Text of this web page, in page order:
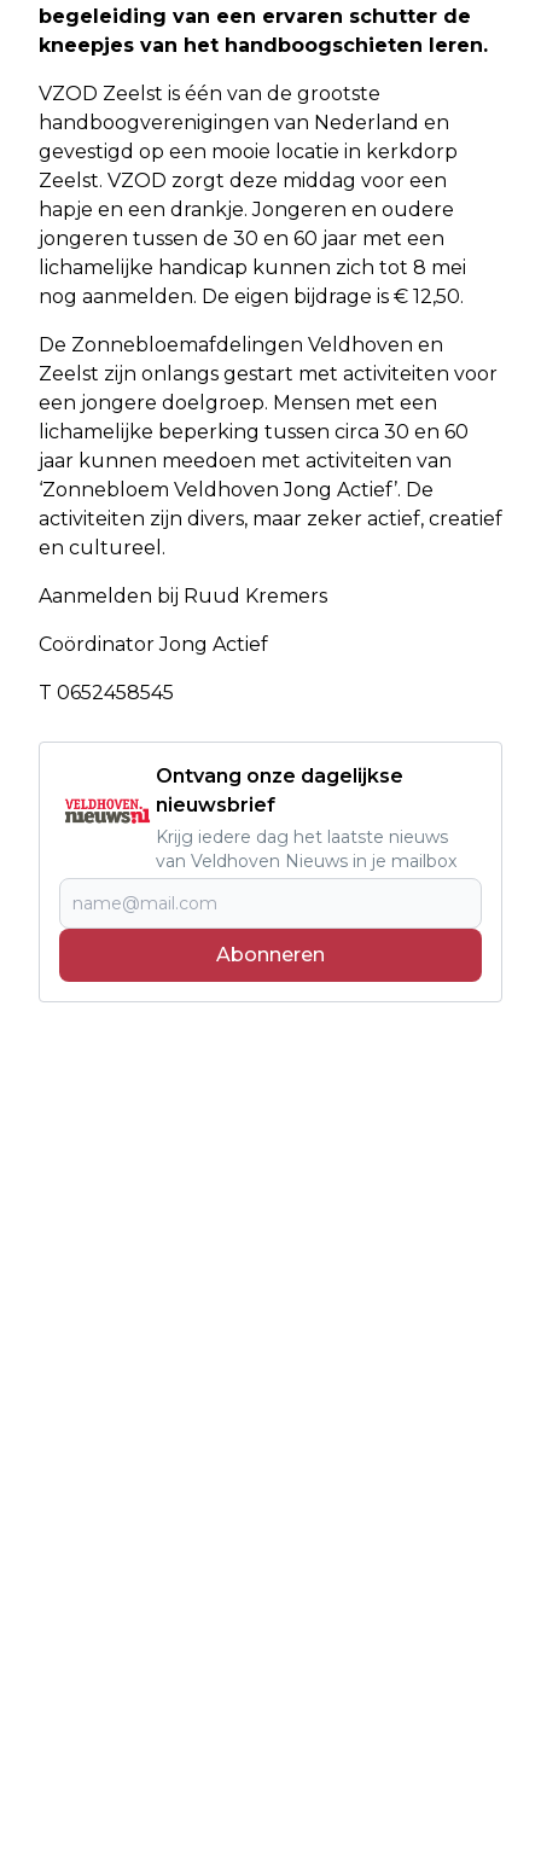
begeleiding van een ervaren schutter de
kneepjes van het handboogschieten leren.
VZOD Zeelst is één van de grootste
handboogverenigingen van Nederland en
gevestigd op een mooie locatie in kerkdorp
Zeelst. VZOD zorgt deze middag voor een
hapje en een drankje. Jongeren en oudere
jongeren tussen de 30 en 60 jaar met een
lichamelijke handicap kunnen zich tot 8 mei
nog aanmelden. De eigen bijdrage is € 12,50.
De Zonnebloemafdelingen Veldhoven en
Zeelst zijn onlangs gestart met activiteiten voor
een jongere doelgroep. Mensen met een
lichamelijke beperking tussen circa 30 en 60
jaar kunnen meedoen met activiteiten van
‘Zonnebloem Veldhoven Jong Actief’. De
activiteiten zijn divers, maar zeker actief, creatief
en cultureel.
Aanmelden bij Ruud Kremers
Coördinator Jong Actief
T 0652458545
Ontvang onze dagelijkse
nieuwsbrief
Krijg iedere dag het laatste nieuws
van Veldhoven Nieuws in je mailbox
Abonneren